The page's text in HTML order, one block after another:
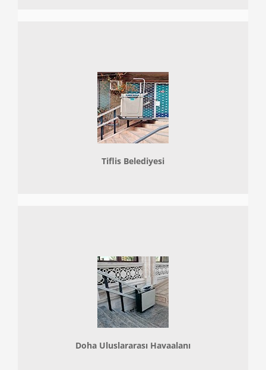
Tiflis Belediyesi
Doha Uluslararası Havaalanı